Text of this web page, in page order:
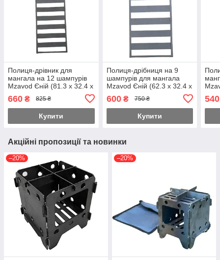
Полиця-дрівник для
мангала на 12 шампурів
Mzavod Єній (81.3 х 32.4 х
660 ₴ 825 ₴
Купити
Полиця-дрібниця на 9
шампурів для мангала
Mzavod Єній (62.3 х 32.4 х
600₴ 750 ₴
Купити
540
Акційні пропозиції та новинки
–20% –20%